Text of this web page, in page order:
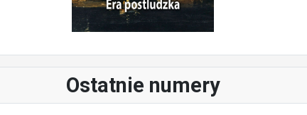
Ostatnie numery